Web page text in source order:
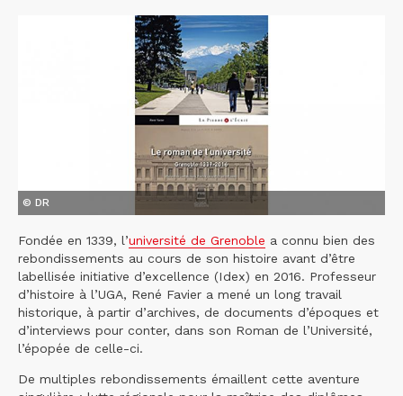
© DR
Fondée en 1339, l’université de Grenoble a connu bien des
rebondissements au cours de son histoire avant d’être
labellisée initiative d’excellence (Idex) en 2016. Professeur
d’histoire à l’UGA, René Favier a mené un long travail
historique, à partir d’archives, de documents d’époques et
d’interviews pour conter, dans son Roman de l’Université,
l’épopée de celle-ci.
De multiples rebondissements émaillent cette aventure